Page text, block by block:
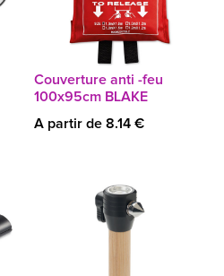
Couverture anti -feu
100x95cm BLAKE
A partir de 8.14 €